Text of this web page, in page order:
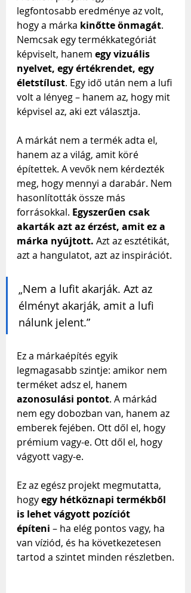
legfontosabb eredménye az volt,
hogy a márka kinőtte önmagát.
Nemcsak egy termékkategóriát
képviselt, hanem egy vizuális
nyelvet, egy értékrendet, egy
életstílust. Egy idő után nem a lufi
volt a lényeg – hanem az, hogy mit
képvisel az, aki ezt választja.
A márkát nem a termék adta el,
hanem az a világ, amit köré
építettek. A vevők nem kérdezték
meg, hogy mennyi a darabár. Nem
hasonlították össze más
forrásokkal. Egyszerűen csak
akarták azt az érzést, amit ez a
márka nyújtott. Azt az esztétikát,
azt a hangulatot, azt az inspirációt.
„Nem a lufit akarják. Azt az
élményt akarják, amit a lufi
nálunk jelent.”
Ez a márkaépítés egyik
legmagasabb szintje: amikor nem
terméket adsz el, hanem
azonosulási pontot. A márkád
nem egy dobozban van, hanem az
emberek fejében. Ott dől el, hogy
prémium vagy-e. Ott dől el, hogy
vágyott vagy-e.
Ez az egész projekt megmutatta,
hogy egy hétköznapi termékből
is lehet vágyott pozíciót
építeni – ha elég pontos vagy, ha
van víziód, és ha következetesen
tartod a szintet minden részletben.